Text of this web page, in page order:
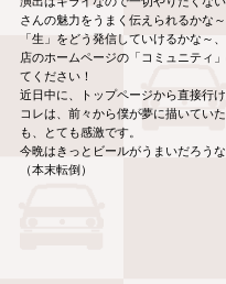
さんの魅力をうまく伝えられるかな
「生」をどう発信していけるかな～
店のホームページの「コミュニティ
てください！
近日中に、トップページから直接行
コレは、前々から僕が夢に描いてい
も、とても感激です。
今晩はきっとビールがうまいだろう
（本末転倒）